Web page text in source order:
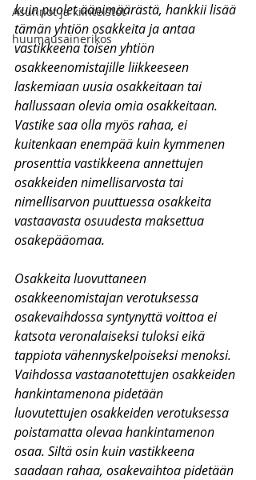
Asunnot ja kiinteistöt
huumausainerikos
kuin puolet äänimäärästä, hankkii lisää
tämän yhtiön osakkeita ja antaa
vastikkeena toisen yhtiön
osakkeenomistajille liikkeeseen
laskemiaan uusia osakkeitaan tai
hallussaan olevia omia osakkeitaan.
Vastike saa olla myös rahaa, ei
kuitenkaan enempää kuin kymmenen
prosenttia vastikkeena annettujen
osakkeiden nimellisarvosta tai
nimellisarvon puuttuessa osakkeita
vastaavasta osuudesta maksettua
osakepääomaa.
Osakkeita luovuttaneen
osakkeenomistajan verotuksessa
osakevaihdossa syntynyttä voittoa ei
katsota veronalaiseksi tuloksi eikä
tappiota vähennyskelpoiseksi menoksi.
Vaihdossa vastaanotettujen osakkeiden
hankintamenona pidetään
luovutettujen osakkeiden verotuksessa
poistamatta olevaa hankintamenon
osaa. Siltä osin kuin vastikkeena
saadaan rahaa, osakevaihtoa pidetään